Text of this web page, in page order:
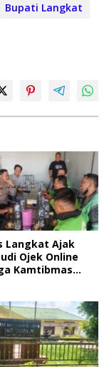
Bupati Langkat
Langkat Ajak
Ojek Online
Kamtibmas